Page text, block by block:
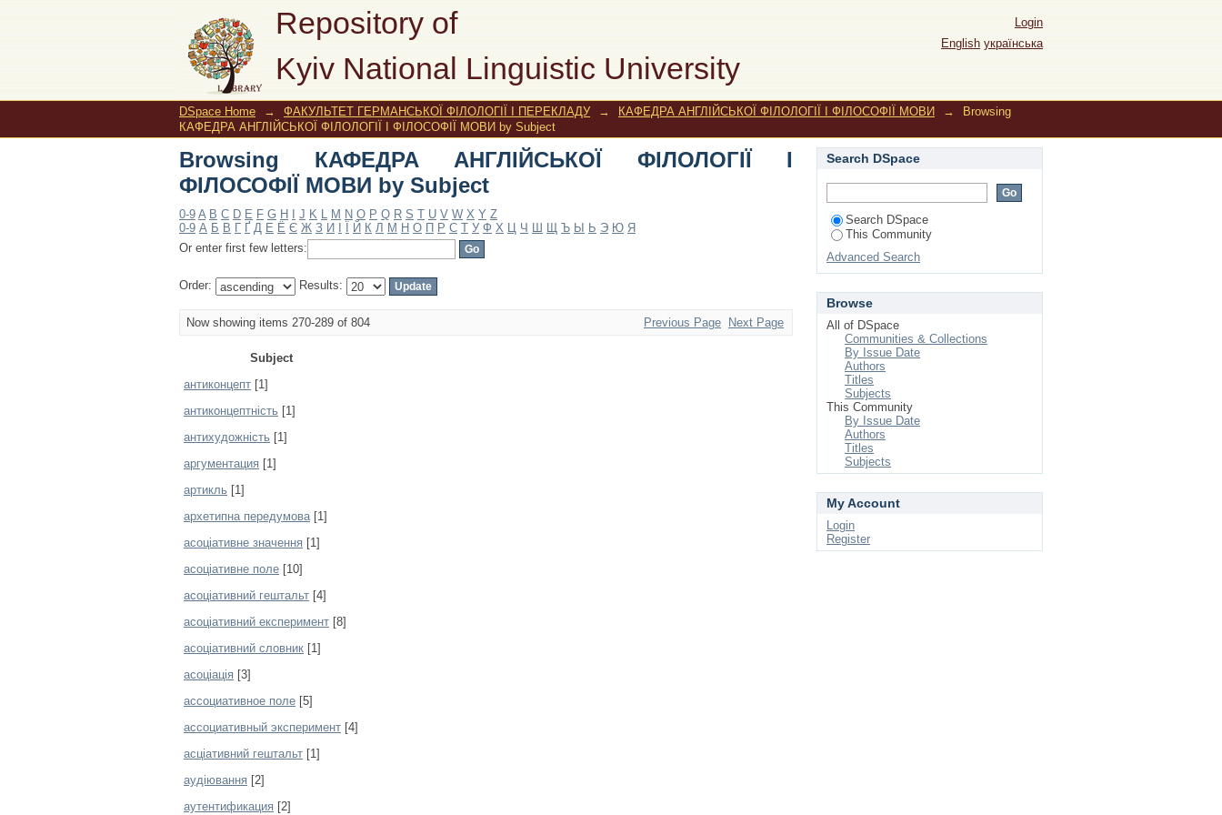
Repository of
Kyiv National Linguistic University
Browsing КАФЕДРА АНГЛІЙСЬКОЇ ФІЛОЛОГІЇ І ФІЛОСОФІЇ МОВИ by Subject
Login
English українська
DSpace Home → ФАКУЛЬТЕТ ГЕРМАНСЬКОЇ ФІЛОЛОГІЇ І ПЕРЕКЛАДУ → КАФЕДРА АНГЛІЙСЬКОЇ ФІЛОЛОГІЇ І ФІЛОСОФІЇ МОВИ →
Browsing
КАФЕДРА АНГЛІЙСЬКОЇ ФІЛОЛОГІЇ І ФІЛОСОФІЇ МОВИ by Subject
Browsing КАФЕДРА АНГЛІЙСЬКОЇ ФІЛОЛОГІЇ І
ФІЛОСОФІЇ МОВИ by Subject
0-9 A B C D E F G H J K L M N O P Q R S T U V W X Y Z
0-9 А Б В Г Ґ Д Е Ё Є Ж З И Й К Л М Н О П Р С Т У Ф Х Ц Ч Ш Щ Ъ Ы Ь Э Ю Я
Or enter first few letters:
Order: Results:
Now showing items 270-289 of 804 Previous Page Next Page
Subject
антиконцепт [1]
антиконцептність [1]
антихудожність [1]
аргументация [1]
артикль [1]
архетипна передумова[1]
асоціативне значення [1]
асоціативне поле [10]
асоціативний гештальт [4]
асоціативний експеримент [8]
асоціативний словник [1]
асоціація [3]
ассоциативное поле [5]
ассоциативный эксперимент [4]
асціативний гештальт [1]
аудіювання [2]
аутентификация [2]
Search DSpace
Search DSpace
This Community
Advanced Search
Browse
All of DSpace
Communities & Collections
By Issue Date
Authors
Titles
Subjects
This Community
By Issue Date
Authors
Titles
Subjects
My Account
Login
Register